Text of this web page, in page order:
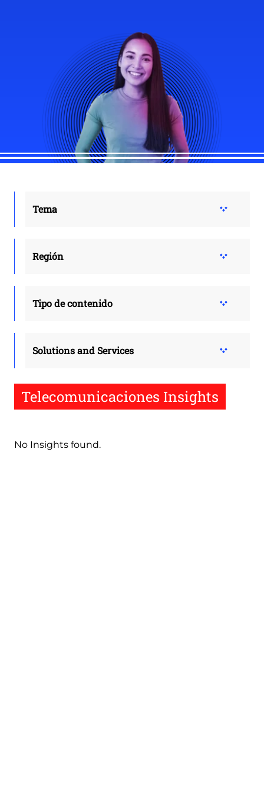
Tema
Región
Tipo de contenido
Solutions and Services
Telecomunicaciones Insights
No Insights found.